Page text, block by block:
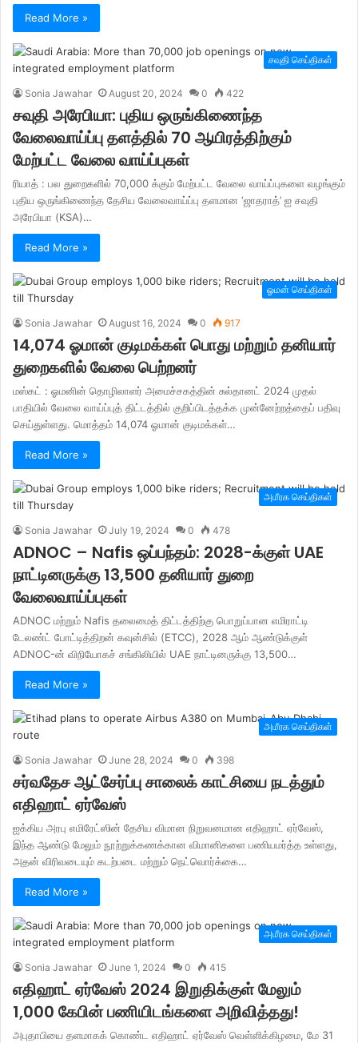
Read More »
சவுதி செய்திகள்
Sonia Jawahar August 20, 2024 0 422
சவுதி அரேபியா: புதிய ஒருங்கிணைந்த
வேலைவாய்ப்பு தளத்தில் 70 ஆயிரத்திற்கும்
மேற்பட்ட வேலை வாய்ப்புகள்
ரியாத் : பல துறைகளில் 70,000 க்கும் மேற்பட்ட வேலை வாய்ப்புகளை வழங்கும்
புதிய ஒருங்கிணைந்த தேசிய வேலைவாய்ப்பு தளமான ‘ஜாதராத்’ ஐ சவுதி
அரேபியா (KSA)…
Read More »
ஓமன் செய்திகள்
Sonia Jawahar August 16, 2024 0 917
14,074 ஓமான் குடிமக்கள் பொது மற்றும் தனியார்
துறைகளில் வேலை பெற்றனர்
மஸ்கட் : ஓமனின் தொழிலாளர் அமைச்சகத்தின் சுல்தானட் 2024 முதல்
பாதியில் வேலை வாய்ப்புத் திட்டத்தில் குறிப்பிடத்தக்க முன்னேற்றத்தைப் பதிவு
செய்துள்ளது. மொத்தம் 14,074 ஓமான் குடிமக்கள்…
Read More »
அமீரக செய்திகள்
Sonia Jawahar July 19, 2024 0 478
ADNOC – Nafis ஒப்பந்தம்: 2028-க்குள் UAE
நாட்டினருக்கு 13,500 தனியார் துறை
வேலைவாய்ப்புகள்
ADNOC மற்றும் Nafis தலைமைத் திட்டத்திற்கு பொறுப்பான எமிராட்டி
டேலண்ட் போட்டித்திறன் கவுன்சில் (ETCC), 2028 ஆம் ஆண்டுக்குள்
ADNOC-ன் விநியோகச் சங்கிலியில் UAE நாட்டினருக்கு 13,500…
Read More »
அமீரக செய்திகள்
Sonia Jawahar June 28, 2024 0 398
சர்வதேச ஆட்சேர்ப்பு சாலைக் காட்சியை நடத்தும்
எதிஹாட் ஏர்வேஸ்
ஐக்கிய அரபு எமிரேட்ஸின் தேசிய விமான நிறுவனமான எதிஹாட் ஏர்வேஸ்,
இந்த ஆண்டு மேலும் நூற்றுக்கணக்கான விமானிகளை பணியமர்த்த உள்ளது,
அதன் விரிவடையும் கடற்படை மற்றும் நெட்வொர்க்கை…
Read More »
அமீரக செய்திகள்
Sonia Jawahar June 1, 2024 0 415
எதிஹாட் ஏர்வேஸ் 2024 இறுதிக்குள் மேலும்
1,000 கேபின் பணியிடங்களை அறிவித்தது!
அபுதாபியை தளமாகக் கொண்ட எதிஹாட் ஏர்வேஸ் வெள்ளிக்கிழமை, மே 31